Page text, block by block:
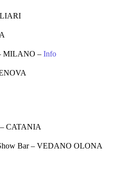
MILANO – Info
– CATANIA
Bar – VEDANO OLONA